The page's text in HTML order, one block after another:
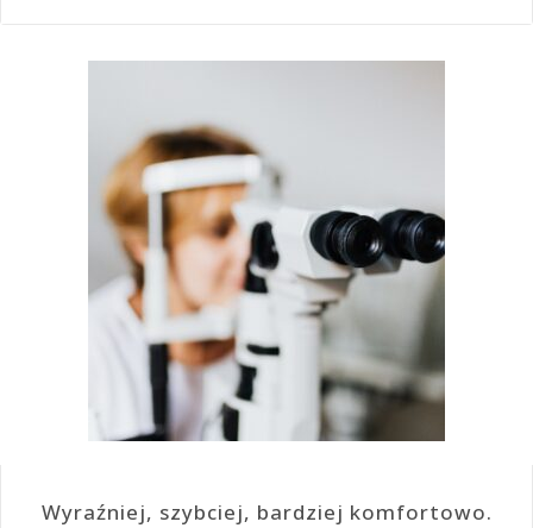
Wyraźniej, szybciej, bardziej komfortowo.